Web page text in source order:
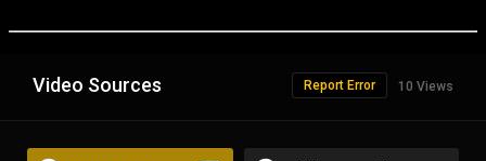
Video Sources 10 Views
Report Error